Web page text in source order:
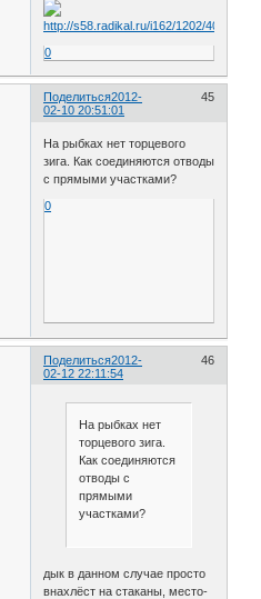
0
Поделиться 45
2012-
02-10 20:51:01
На рыбках нет торцевого
зига. Как соединяются отводы
с прямыми участками?
0
Поделиться 46
2012-
02-12 22:11:54
На рыбках нет
торцевого зига.
Как соединяются
отводы с
прямыми
участками?
дык в данном случае просто
внахлёст на стаканы, место-